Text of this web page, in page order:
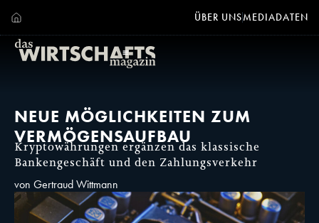
ÜBER UNSMEDIADATEN
NEUE MÖGLICHKEITEN ZUM
VERMÖGENSAUFBAU
Kryptowährungen ergänzen das klassische
Bankengeschäft und den Zahlungsverkehr
von Gertraud Wittmann